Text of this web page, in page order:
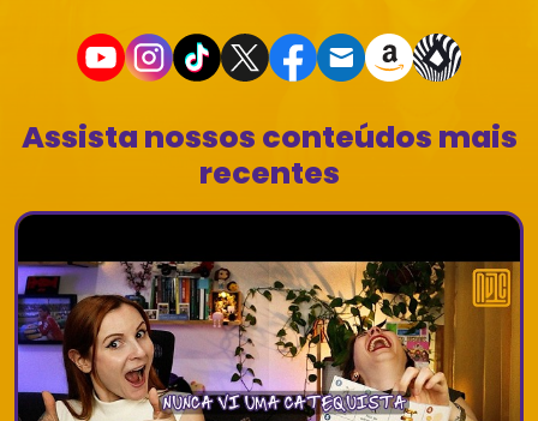
Assista nossos conteúdos mais
recentes